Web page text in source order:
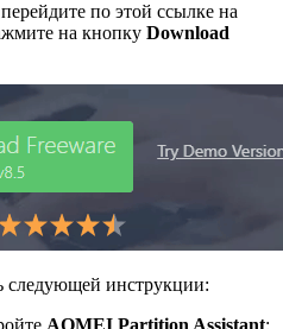
по этой ссылке на
на кнопку Download
следующей инструкции: